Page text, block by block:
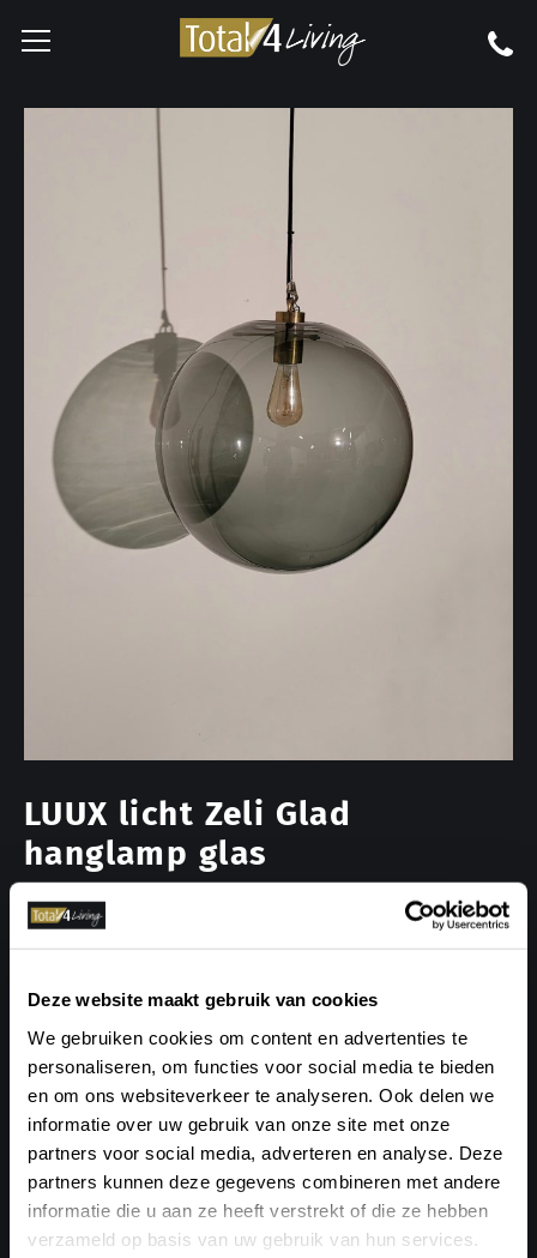
Deze website maakt gebruik van cookies
We gebruiken cookies om content en advertenties te
personaliseren, om functies voor social media te bieden
en om ons websiteverkeer te analyseren. Ook delen we
informatie over uw gebruik van onze site met onze
partners voor social media, adverteren en analyse. Deze
partners kunnen deze gegevens combineren met andere
informatie die u aan ze heeft verstrekt of die ze hebben
verzameld op basis van uw gebruik van hun services.
LUUX licht Zeli Glad
hanglamp glas
gladde glas geeft een modern, maar elegant effect. De
glazen bol wordt vastgehouden door een gouden
Materiaal: mondgeblazen rookglas, messing
Wattage: max. 10W
Voltage: max. 230V
Fitting: ST64
Snoerlengte: 140 cm
Dimbaar: ja
Ontwerper: WATT Holland
Nieuwprijs: €350,-